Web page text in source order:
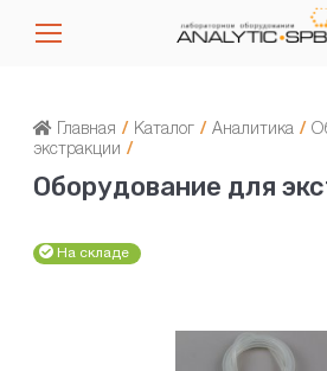
Главная / Каталог / Аналитика /
экстракции /
Оборудование для
На складе